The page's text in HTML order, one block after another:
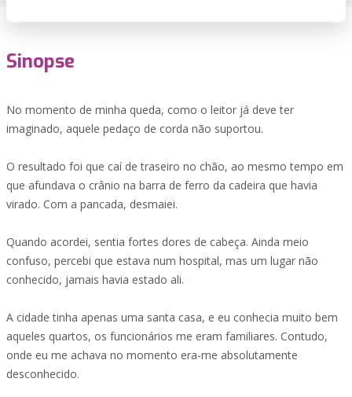
Sinopse
No momento de minha queda, como o leitor já deve ter
imaginado, aquele pedaço de corda não suportou.
O resultado foi que caí de traseiro no chão, ao mesmo tempo em
que afundava o crânio na barra de ferro da cadeira que havia
virado. Com a pancada, desmaiei.
Quando acordei, sentia fortes dores de cabeça. Ainda meio
confuso, percebi que estava num hospital, mas um lugar não
conhecido, jamais havia estado ali.
A cidade tinha apenas uma santa casa, e eu conhecia muito bem
aqueles quartos, os funcionários me eram familiares. Contudo,
onde eu me achava no momento era-me absolutamente
desconhecido.